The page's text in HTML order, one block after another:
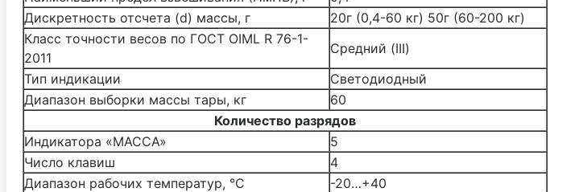
Дискретность отсчета (d) массы, г
20г (0,4-60 кг) 50г (60-200 кг)
Класс точности весов по ГОСТ OIML R 76-1-
2011
Средний (III)
Тип индикации
Светодиодный
Диапазон выборки массы тары, кг
60
Количество разрядов
Индикатора «МАССА»
5
Число клавиш
4
Диапазон рабочих температур, °С
-20…+40